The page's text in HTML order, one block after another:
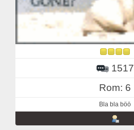
1517
Rom: 6
Bla bla böö